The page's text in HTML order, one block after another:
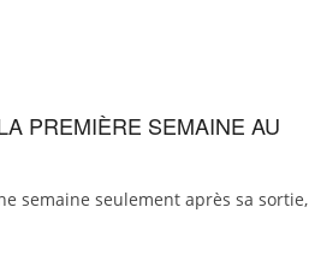
PREMIÈRE SEMAINE AU
semaine seulement après sa sortie,